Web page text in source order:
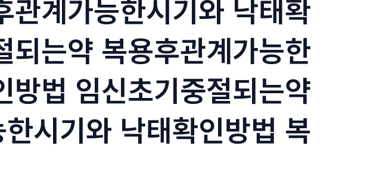
관계가능한시기와 낙태확
되는약 복용후관계가능한
방법 임신초기중절되는약
시기와 낙태확인방법 복